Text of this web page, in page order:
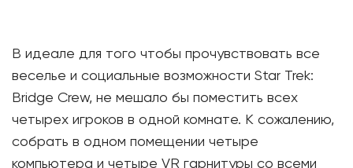
В идеале для того чтобы прочувствовать все
веселье и социальные возможности Star Trek:
Bridge Crew, не мешало бы поместить всех
четырех игроков в одной комнате. К сожалению,
собрать в одном помещении четыре
компьютера и четыре VR гарнитуры со всеми